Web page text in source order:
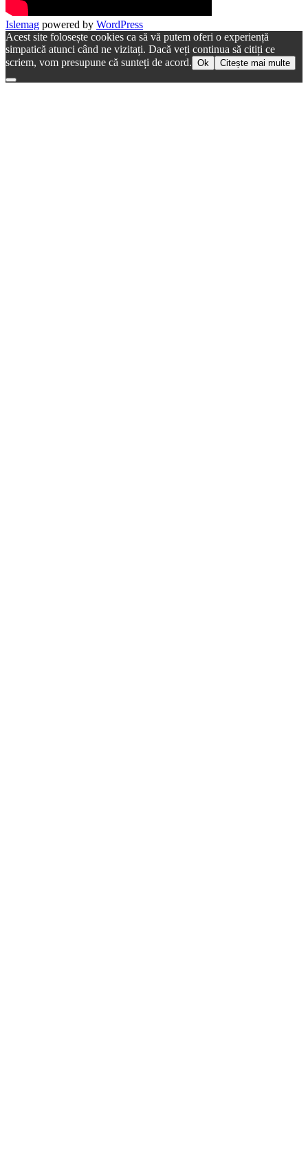
Islemag powered by WordPress
Acest site folosește cookies ca să vă putem oferi o experiență
simpatică atunci când ne vizitați. Dacă veți continua să citiți ce
scriem, vom presupune că sunteți de acord. Ok Citește mai multe